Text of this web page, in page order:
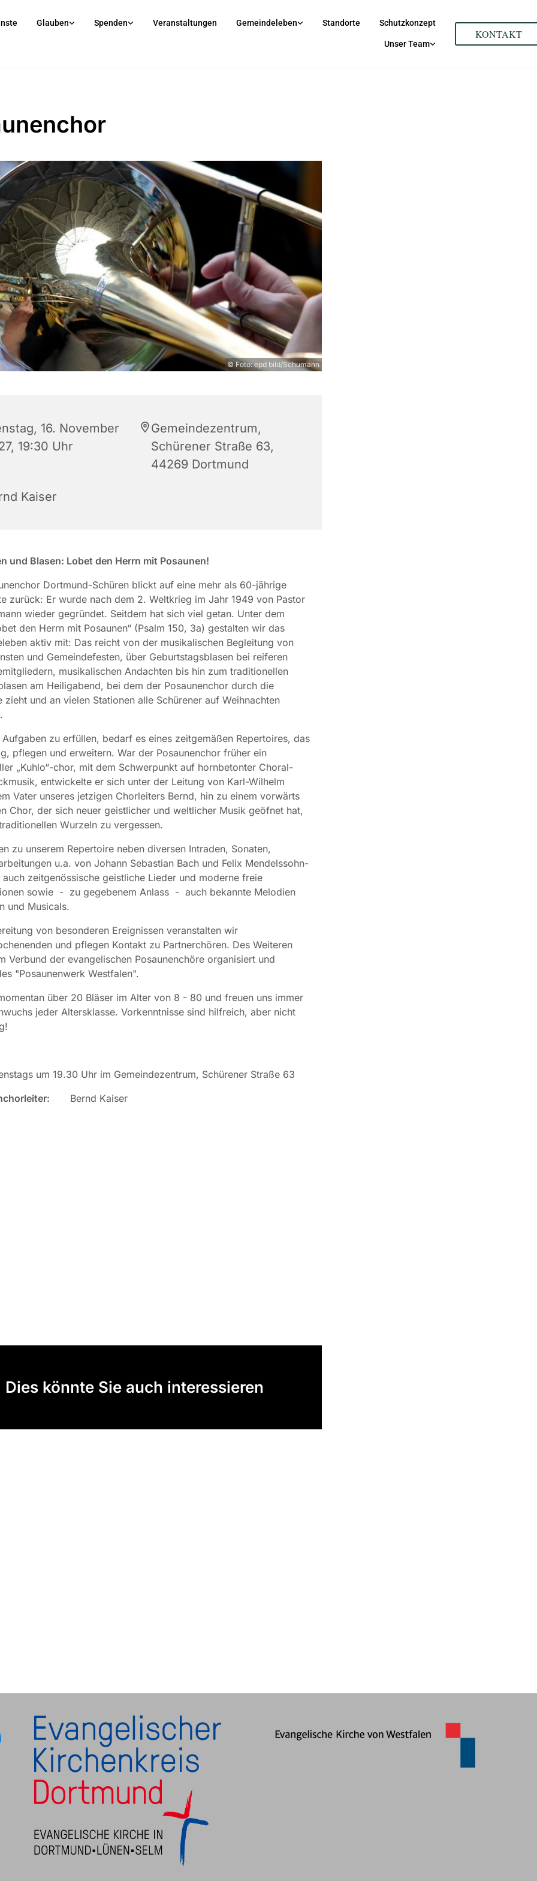
Glauben Spenden Veranstaltungen Gemeindeleben Standorte Schutzkonzept
Unser Team
KONTAKT
© Foto: epd bild/Schumann
16. November
19:30 Uhr
Gemeindezentrum,
Schürener Straße 63,
44269 Dortmund
Kaiser
und Blasen: Lobet den Herrn mit Posaunen!
Dortmund-Schüren blickt auf eine mehr als 60-jährige
zurück: Er wurde nach dem 2. Weltkrieg im Jahr 1949 von Pastor
wieder gegründet. Seitdem hat sich viel getan. Unter dem
den Herrn mit Posaunen“ (Psalm 150, 3a) gestalten wir das
aktiv mit: Das reicht von der musikalischen Begleitung von
und Gemeindefesten, über Geburtstagsblasen bei reiferen
musikalischen Andachten bis hin zum traditionellen
am Heiligabend, bei dem der Posaunenchor durch die
zieht und an vielen Stationen alle Schürener auf Weihnachten
Aufgaben zu erfüllen, bedarf es eines zeitgemäßen Repertoires, das
pflegen und erweitern. War der Posaunenchor früher ein
„Kuhlo“-chor, mit dem Schwerpunkt auf hornbetonter Choral-
entwickelte er sich unter der Leitung von Karl-Wilhelm
Vater unseres jetzigen Chorleiters Bernd, hin zu einem vorwärts
Chor, der sich neuer geistlicher und weltlicher Musik geöfnet hat,
Wurzeln zu vergessen.
zu unserem Repertoire neben diversen Intraden, Sonaten,
u.a. von Johann Sebastian Bach und Felix Mendelssohn-
auch zeitgenössische geistliche Lieder und moderne freie
sowie - zu gegebenem Anlass - auch bekannte Melodien
und Musicals.
von besonderen Ereignissen veranstalten wir
und pflegen Kontakt zu Partnerchören. Des Weiteren
Verbund der evangelischen Posaunenchöre organisiert und
"Posaunenwerk Westfalen".
über 20 Bläser im Alter von 8 - 80 und freuen uns immer
jeder Altersklasse. Vorkenntnisse sind hilfreich, aber nicht
um 19.30 Uhr im Gemeindezentrum, Schürener Straße 63
Bernd Kaiser
Dies könnte Sie auch interessieren